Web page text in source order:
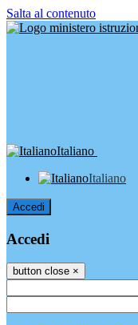
Salta al contenuto
Italiano
Italiano
Accedi
Accedi
button close ×